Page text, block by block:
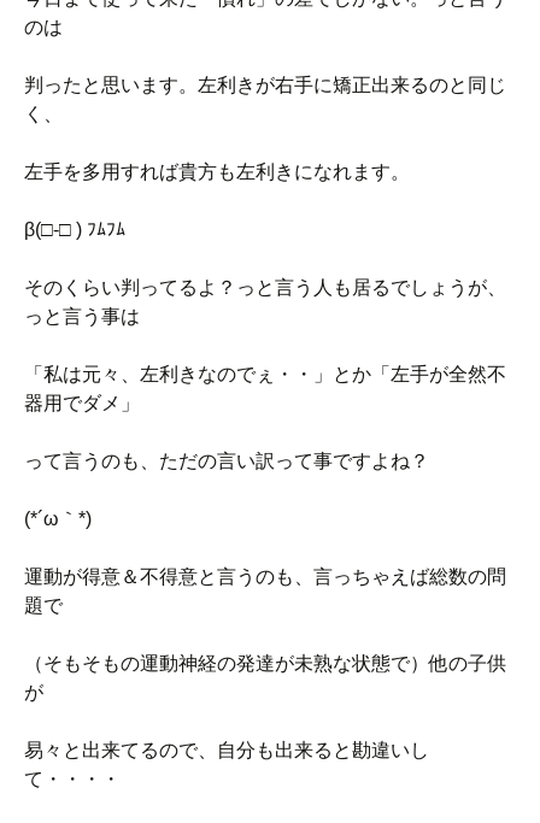
のは
判ったと思います。左利きが右手に矯正出来るのと同じ
く、
左手を多用すれば貴方も左利きになれます。
β(□-□ ) ﾌﾑﾌﾑ
そのくらい判ってるよ？っと言う人も居るでしょうが、
っと言う事は
「私は元々、左利きなのでぇ・・」とか「左手が全然不
器用でダメ」
って言うのも、ただの言い訳って事ですよね？
(*´ω｀*)
運動が得意＆不得意と言うのも、言っちゃえば総数の問
題で
（そもそもの運動神経の発達が未熟な状態で）他の子供
が
易々と出来てるので、自分も出来ると勘違いし
て・・・・